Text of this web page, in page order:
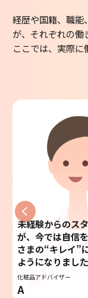
経歴や国籍、職能
が、それぞれの働
ここでは、実際に
未経験からのス
が、今では自信
さまの“キレイ”
ようになりました
化粧品アドバイザー
A